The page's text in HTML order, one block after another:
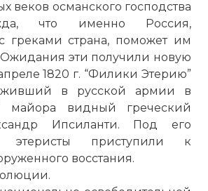
веков османского господства
что именно Россия,
греками страна, поможет им
Ожидания эти получили новую
1820 г. “Филики Этерию”
в русской армии в
майора видный греческий
Ипсиланти. Под его
этеристы приступили к
восстания.